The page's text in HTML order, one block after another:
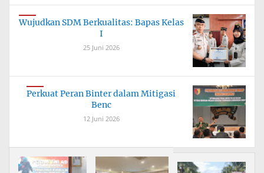
Wujudkan SDM Berkualitas: Bapas Kelas
I
25 Juni 2026
Perkuat Peran Binter dalam Mitigasi
Benc
12 Juni 2026